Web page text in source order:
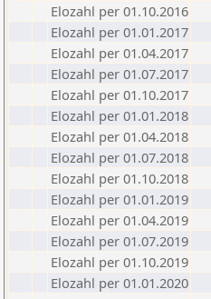
Elozahl per 01.10.2016
Elozahl per 01.01.2017
Elozahl per 01.04.2017
Elozahl per 01.07.2017
Elozahl per 01.10.2017
Elozahl per 01.01.2018
Elozahl per 01.04.2018
Elozahl per 01.07.2018
Elozahl per 01.10.2018
Elozahl per 01.01.2019
Elozahl per 01.04.2019
Elozahl per 01.07.2019
Elozahl per 01.10.2019
Elozahl per 01.01.2020